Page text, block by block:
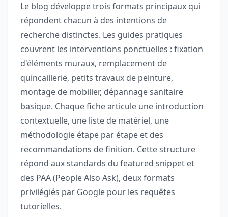
Le blog développe trois formats principaux qui
répondent chacun à des intentions de
recherche distinctes. Les guides pratiques
couvrent les interventions ponctuelles : fixation
d'éléments muraux, remplacement de
quincaillerie, petits travaux de peinture,
montage de mobilier, dépannage sanitaire
basique. Chaque fiche articule une introduction
contextuelle, une liste de matériel, une
méthodologie étape par étape et des
recommandations de finition. Cette structure
répond aux standards du featured snippet et
des PAA (People Also Ask), deux formats
privilégiés par Google pour les requêtes
tutorielles.